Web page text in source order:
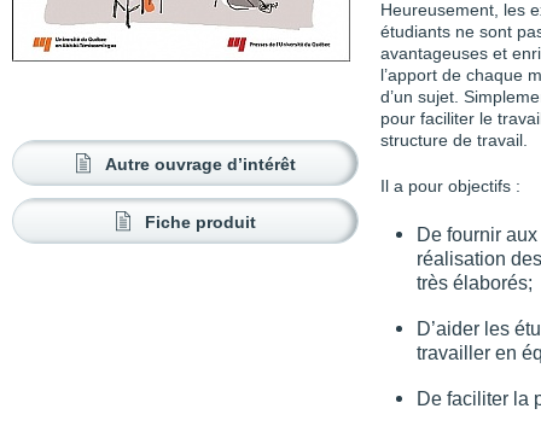
Autre ouvrage d’intérêt
Fiche produit
Heureusement, les
étudiants ne sont
avantageuses et
l’apport de chaque
d’un sujet.
pour faciliter le
structure de travail.
Il a pour objectifs :
De fournir
réalisation
très élaborés;
D’aider les
travailler en
De faciliter la